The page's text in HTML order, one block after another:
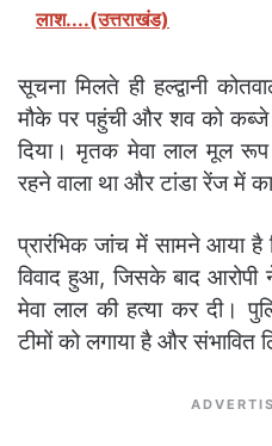
लाश....(उत्तराखंड)
सूचना मिलते ही हल्द्वानी
मौके पर पहुंची और शव को कब्जे
दिया। मृतक मेवा लाल मूल
रहने वाला था और टांडा रेंज में
प्रारंभिक जांच में सामने आया
विवाद हुआ, जिसके बाद आरोपी
मेवा लाल की हत्या कर दी।
टीमों को लगाया है और संभावित